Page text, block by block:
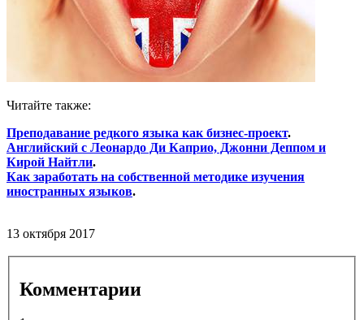
Читайте также:
Преподавание редкого языка как бизнес-проект.
Английский с Леонардо Ди Каприо, Джонни Деппом и
Кирой Найтли.
Как заработать на собственной методике изучения
иностранных языков.
13 октября 2017
Комментарии